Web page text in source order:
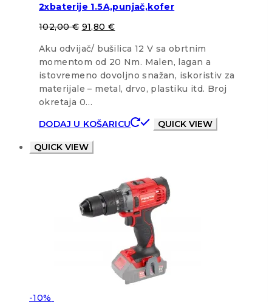
2xbaterije 1.5A,punjač,kofer
102,00€ 91,80€
Aku odvijač/ bušilica 12 V sa obrtnim
momentom od 20 Nm. Malen, lagan a
istovremeno dovoljno snažan, iskoristiv za
materijale – metal, drvo, plastiku itd. Broj
okretaja 0…
DODAJ U KOŠARICU
QUICK VIEW
QUICK VIEW
-10%